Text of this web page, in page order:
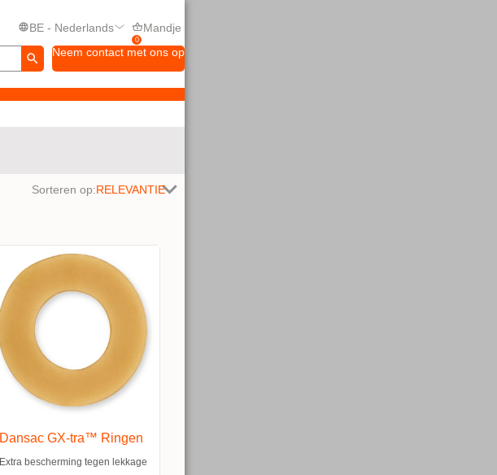
BE - Nederlands
0
Mandje
Neem contact met ons op
Sorteren op:
Dansac GX-tra™ Ringen
Extra bescherming tegen lekkage